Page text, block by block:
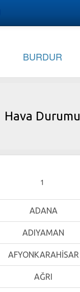
ADANA
ADIYAMAN
AFYONKARAHİSAR
AĞRI
BURDUR
Hava Durumu
1